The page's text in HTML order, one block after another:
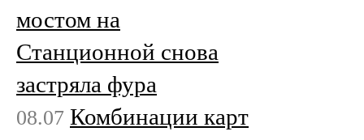
мостом на
Станционной снова
застряла фура
08.07 Комбинации карт